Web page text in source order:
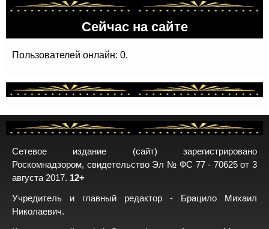
Сейчас на сайте
Пользователей онлайн: 0.
Сетевое издание (сайт) зарегистрировано
Роскомнадзором, свидетельство Эл № ФС 77 - 70625 от 3
августа 2017. 12+
Учредитель и главный редактор - Брацило Михаил
Николаевич.